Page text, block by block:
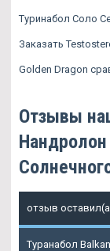
Туринабол Соло
Заказать
Golden Dragon
Отзывы
отзыв
Туранабол